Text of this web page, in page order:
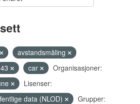
avstandsmåling
43 car
Organisasjoner:
Lisenser:
data (NLOD)
Grupper: